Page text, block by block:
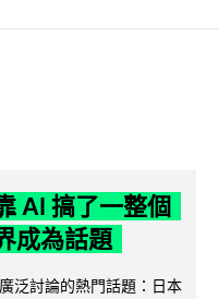
AI 搞了一整個
成為話題
泛討論的熱門話題：日本